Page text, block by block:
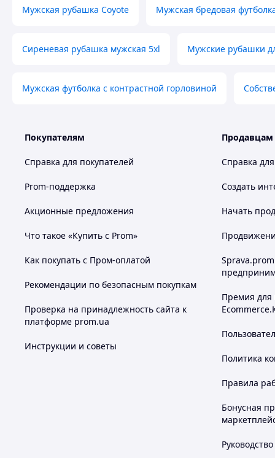
Мужская рубашка Coyote Мужская бредовая
Сиреневая рубашка мужская 5xl Мужские рубашки
Мужская футболка с контрастной горловиной
Покупателям
Справка для покупателей
Prom-поддержка
Акционные предложения
Что такое «Купить с Prom»
Как покупать с Пром-оплатой
Рекомендации по безопасным покупкам
Проверка на принадлежность сайта к
платформе prom.ua
Инструкции и советы
Продавцам
Справка
Создать
Начать
Премия для
Политика
Правила
Бонусная